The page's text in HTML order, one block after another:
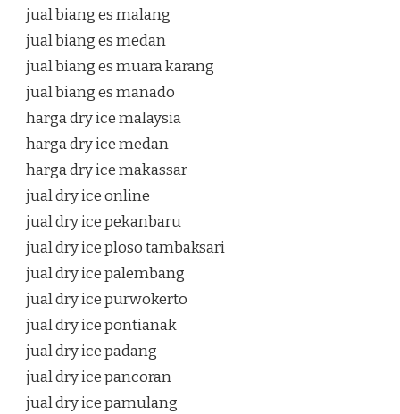
jual biang es malang
jual biang es medan
jual biang es muara karang
jual biang es manado
harga dry ice malaysia
harga dry ice medan
harga dry ice makassar
jual dry ice online
jual dry ice pekanbaru
jual dry ice ploso tambaksari
jual dry ice palembang
jual dry ice purwokerto
jual dry ice pontianak
jual dry ice padang
jual dry ice pancoran
jual dry ice pamulang